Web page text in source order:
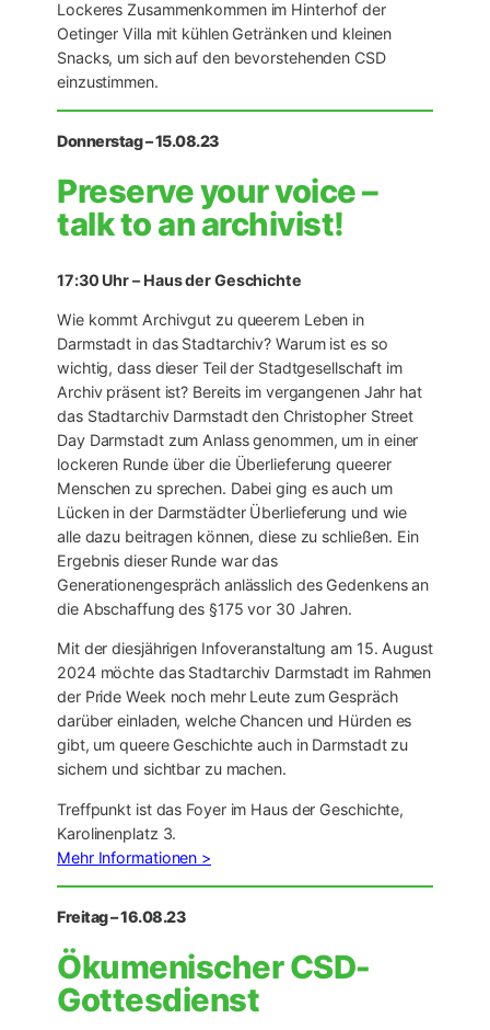
Lockeres Zusammenkommen im Hinterhof der
Oetinger Villa mit kühlen Getränken und kleinen
Snacks, um sich auf den bevorstehenden CSD
einzustimmen.
Donnerstag – 15.08.23
Preserve your voice –
talk to an archivist!
17:30 Uhr – Haus der Geschichte
Wie kommt Archivgut zu queerem Leben in
Darmstadt in das Stadtarchiv? Warum ist es so
wichtig, dass dieser Teil der Stadtgesellschaft im
Archiv präsent ist? Bereits im vergangenen Jahr hat
das Stadtarchiv Darmstadt den Christopher Street
Day Darmstadt zum Anlass genommen, um in einer
lockeren Runde über die Überlieferung queerer
Menschen zu sprechen. Dabei ging es auch um
Lücken in der Darmstädter Überlieferung und wie
alle dazu beitragen können, diese zu schließen. Ein
Ergebnis dieser Runde war das
Generationengespräch anlässlich des Gedenkens an
die Abschaffung des §175 vor 30 Jahren.
Mit der diesjährigen Infoveranstaltung am 15. August
2024 möchte das Stadtarchiv Darmstadt im Rahmen
der Pride Week noch mehr Leute zum Gespräch
darüber einladen, welche Chancen und Hürden es
gibt, um queere Geschichte auch in Darmstadt zu
sichern und sichtbar zu machen.
Treffpunkt ist das Foyer im Haus der Geschichte,
Karolinenplatz 3.
Mehr Informationen >
Freitag – 16.08.23
Ökumenischer CSD-
Gottesdienst